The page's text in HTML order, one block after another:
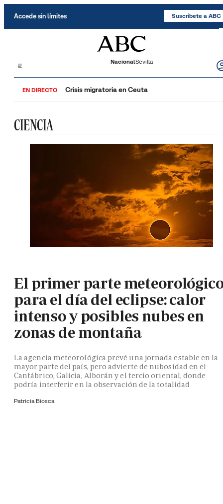
Accede sin límites Suscríbete a ABC
NacionalSevilla
EN DIRECTO Crisis migratoria en Ceuta
CIENCIA
El primer parte
para el día del eclipse: calor
intenso y posibles nubes en
zonas de montaña
La agencia meteorológica prevé una jornada estable en la
mayor parte del país, pero advierte de nubosidad en el
Cantábrico, Galicia, Alborán y el tercio oriental, donde
podría interferir en la observación de la totalidad
Patricia Biosca